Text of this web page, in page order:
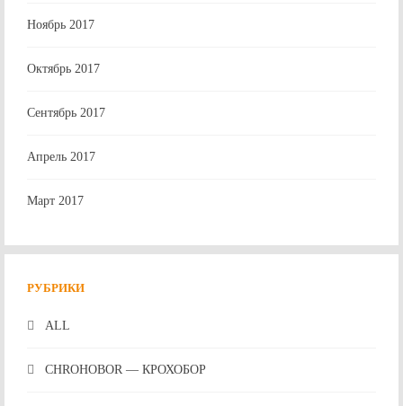
Ноябрь 2017
Октябрь 2017
Сентябрь 2017
Апрель 2017
Март 2017
РУБРИКИ
ALL
CHROHOBOR — КРОХОБОР